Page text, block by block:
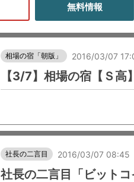
無料情報
相場の宿「朝版」 2016/03/07
【3/7】相場の宿【Ｓ高】
社長の二言目 2016/03/07 08:45
社長の二言目「ビットコ